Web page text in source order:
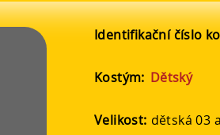
Identifikační číslo
Kostým: Dětský
Velikost: dětská 03